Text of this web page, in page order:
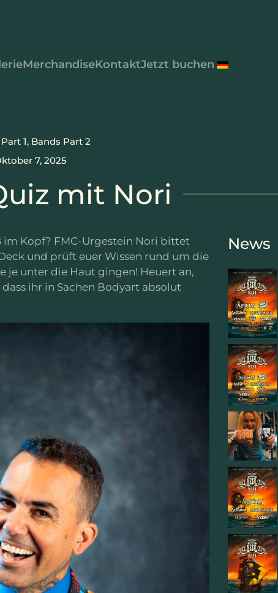
MerchandiseKontaktJetzt buchen
1, Bands Part 2
7, 2025
mit Nori
Kopf? FMC-Urgestein Nori bittet
und prüft euer Wissen rund um die
je unter die Haut gingen! Heuert an,
ihr in Sachen Bodyart absolut
News